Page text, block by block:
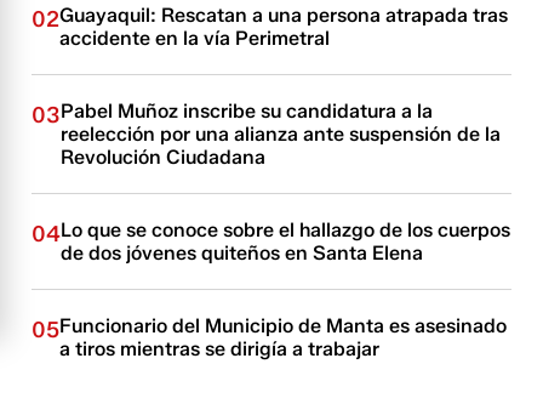
02Guayaquil: Rescatan a una persona atrapada tras
accidente en la vía Perimetral
03Pabel Muñoz inscribe su candidatura a la
reelección por una alianza ante suspensión de la
Revolución Ciudadana
04Lo que se conoce sobre el hallazgo de los cuerpos
de dos jóvenes quiteños en Santa Elena
05Funcionario del Municipio de Manta es asesinado
a tiros mientras se dirigía a trabajar